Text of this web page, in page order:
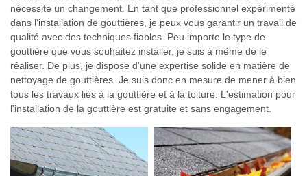
nécessite un changement. En tant que professionnel expérimenté
dans l'installation de gouttières, je peux vous garantir un travail de
qualité avec des techniques fiables. Peu importe le type de
gouttière que vous souhaitez installer, je suis à même de le
réaliser. De plus, je dispose d'une expertise solide en matière de
nettoyage de gouttières. Je suis donc en mesure de mener à bien
tous les travaux liés à la gouttière et à la toiture. L'estimation pour
l'installation de la gouttière est gratuite et sans engagement.